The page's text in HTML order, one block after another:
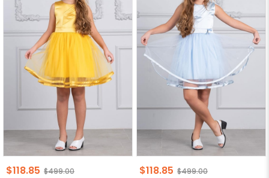
$118.85 $499.00 $118.85 $499.00